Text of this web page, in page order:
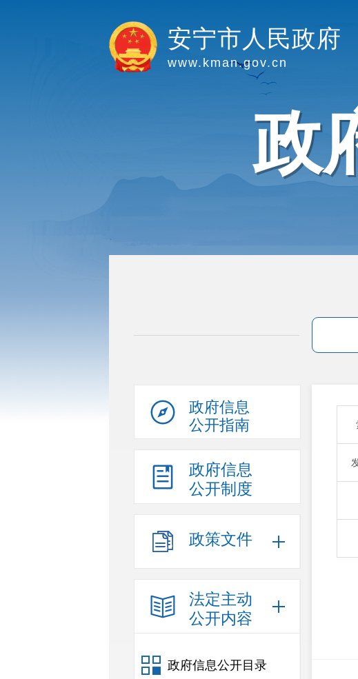
安宁市人民政府
www.kman.gov.cn
政
政府信息
公开指南
政府信息
公开制度
政策文件
法定主动
公开内容
政府信息公开目录